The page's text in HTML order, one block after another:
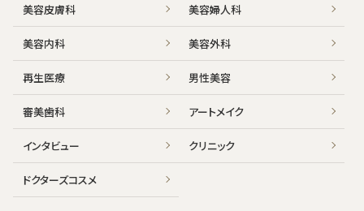
美容皮膚科 美容婦人科
美容内科 美容外科
再生医療 男性美容
審美歯科 アートメイク
インタビュー クリニック
ドクターズコスメ